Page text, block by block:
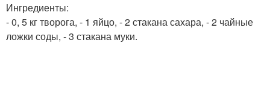
Ингредиенты:
- 0, 5 кг творога, - 1 яйцо, - 2 стакана сахара, - 2 чайные
ложки соды, - 3 стакана муки.